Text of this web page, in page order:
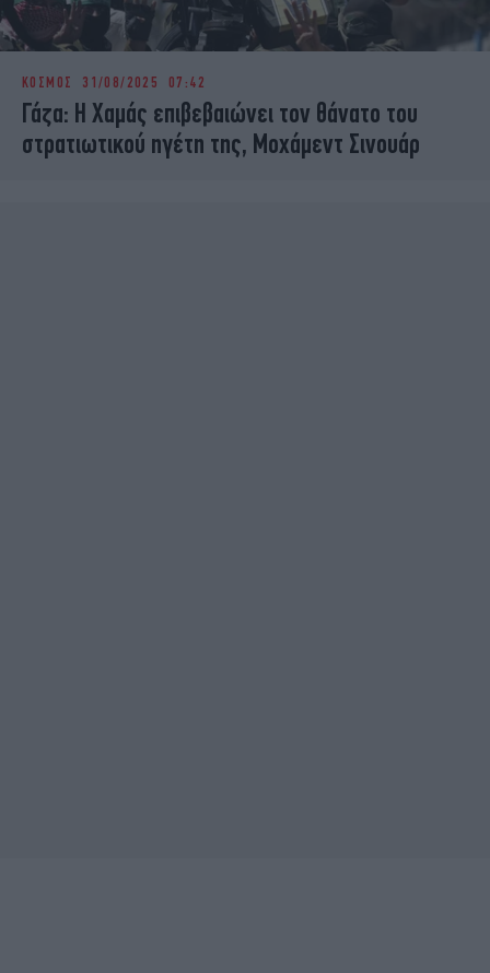
ΚΟΣΜΟΣ 31/08/2025 07:42
Γάζα: Η Χαμάς επιβεβαιώνει τον θάνατο του
στρατιωτικού ηγέτη της, Μοχάμεντ Σινουάρ